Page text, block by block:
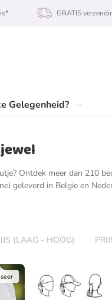
Gelegenheid?
GRATIS
Ontdek meer dan 210
geleverd in Belgie en
(LAAG - HOOG)